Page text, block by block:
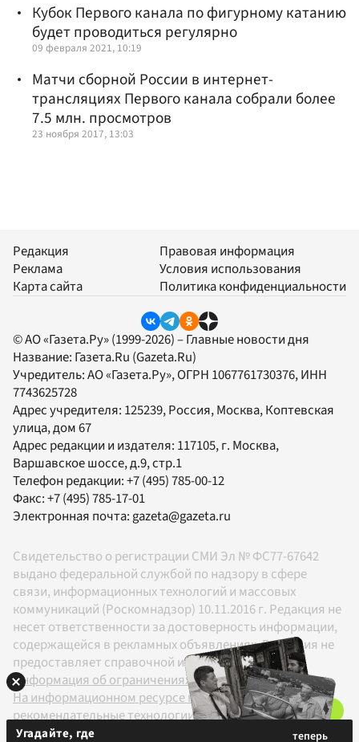
Кубок Первого канала по фигурному катанию
будет проводиться регулярно
09 февраля 2021, 10:19
Матчи сборной России в интернет-
трансляциях Первого канала собрали более
7.5 млн. просмотров
23 ноября 2017, 13:03
Редакция
Реклама
Карта сайта
Правовая информация
Условия использования
Политика конфиденциальности
© АО «Газета.Ру» (1999-2026) – Главные новости дня
Название: Газета.Ru (Gazeta.Ru)
Учредитель:АО «Газета.Ру», ОГРН 1067761730376, ИНН
7743625728
Адрес учредителя: 125239, Россия, Москва, Коптевская
улица, дом 67
Адрес редакции и издателя: 117105, г. Москва,
Варшавское шоссе, д.9, стр.1
Телефон редакции:+7 (495) 785-00-12
Факс:+7 (495) 785-17-01
Электронная почта: gazeta@gazeta.ru
Свидетельство о регистрации СМИ Эл № ФС77-67642
выдано федеральной службой по надзору в сфере
связи, информационных технологий и массовых
коммуникаций (Роскомнадзор) 10.11.2016 г. Редакция не
несет ответственности за достоверность информации,
содержащейся в рекламных объявлениях. Редакция не
предоставляет справочной информации.
Информация об ограничениях
На информационном ресурсе применяются
рекомендательные технологии в соответствии с
Правилами
Угадайте, где